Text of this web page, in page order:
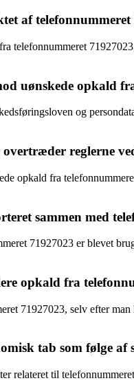
af
telefonnummeret
uønskede opkald
og
reglerne
opkald fra
sammen med
71927023 er blevet
opkald fra
71927023, selv efter
tab som følge af
relateret til